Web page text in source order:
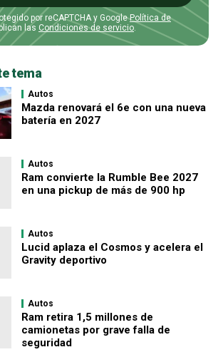
por reCAPTCHA y GooglePolítica de
las Condiciones de servicio.
tema
Autos
Mazda renovará el 6e con una nueva
batería en 2027
Autos
Ram convierte la Rumble Bee 2027
en una pickup de más de 900 hp
Autos
Lucid aplaza el Cosmos y acelera el
Gravity deportivo
Autos
Ram retira 1,5 millones de
camionetas por grave falla de
seguridad